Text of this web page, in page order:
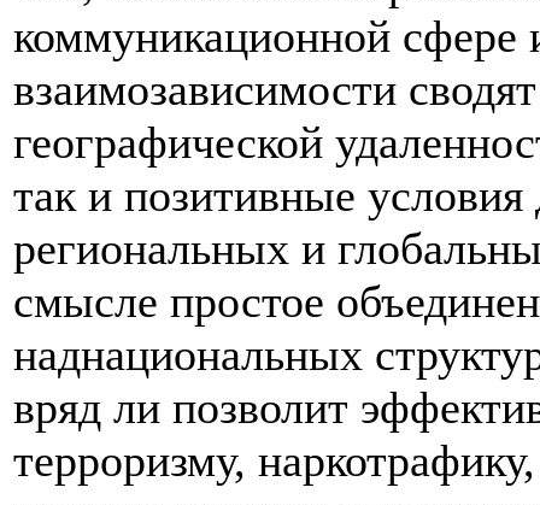
коммуникационной сфере
взаимозависимости
географической
так и позитивные
региональных и
смысле простое
наднациональных
вряд ли позволит
терроризму,